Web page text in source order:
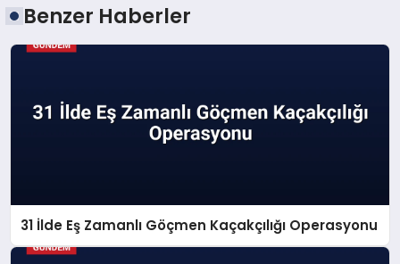
Benzer Haberler
31 İlde Eş Zamanlı Göçmen Kaçakçılığı Operasyonu